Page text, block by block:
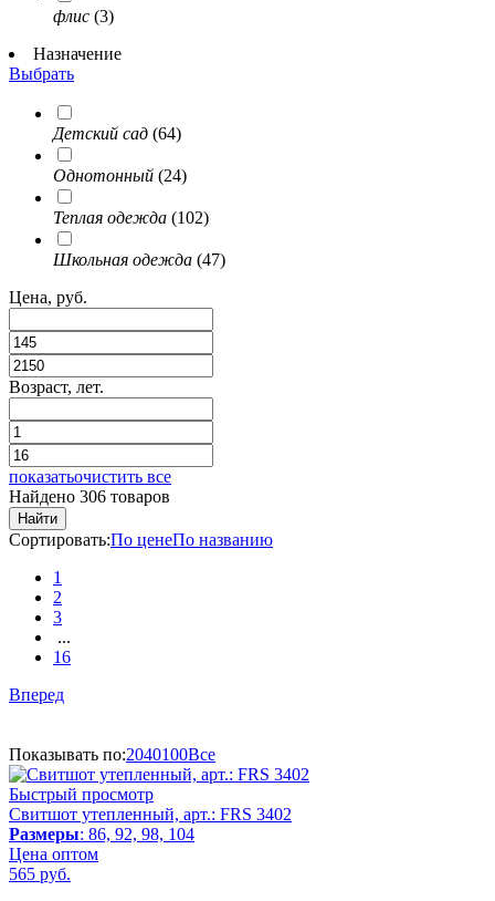
флис (3)
Назначение
Выбрать
Детский сад (64)
Однотонный (24)
Теплая одежда (102)
Школьная одежда (47)
Цена, руб.
Возраст, лет.
показатьочистить все
Найдено 306 товаров
Найти
Сортировать:По ценеПо названию
1
2
3
...
16
Вперед
Показывать по:2040100Все
Быстрый просмотр
Свитшот утепленный, арт.: FRS 3402
Размеры: 86, 92, 98, 104
Цена оптом
565 руб.